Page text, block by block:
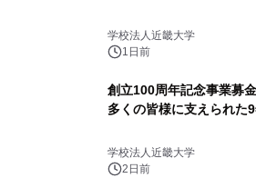
学校法人近畿大学
1日前
創立100周年記念事業募
多くの皆様に支えられた
学校法人近畿大学
2日前